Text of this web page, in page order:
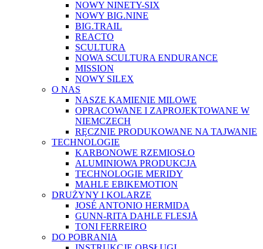
NOWY NINETY-SIX
NOWY BIG.NINE
BIG.TRAIL
REACTO
SCULTURA
NOWA SCULTURA ENDURANCE
MISSION
NOWY SILEX
O NAS
NASZE KAMIENIE MILOWE
OPRACOWANE I ZAPROJEKTOWANE W
NIEMCZECH
RĘCZNIE PRODUKOWANE NA TAJWANIE
TECHNOLOGIE
KARBONOWE RZEMIOSŁO
ALUMINIOWA PRODUKCJA
TECHNOLOGIE MERIDY
MAHLE EBIKEMOTION
DRUŻYNY I KOLARZE
JOSÉ ANTONIO HERMIDA
GUNN-RITA DAHLE FLESJÅ
TONI FERREIRO
DO POBRANIA